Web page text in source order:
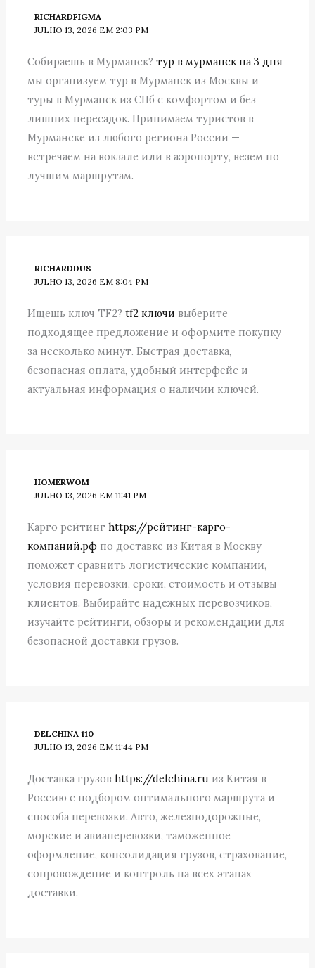
RICHARDFIGMA
JULHO 13, 2026 EM 2:03 PM
Собираешь в Мурманск?тур в мурманск на 3 дня
мы организуем тур в Мурманск из Москвы и
туры в Мурманск из СПб с комфортом и без
лишних пересадок. Принимаем туристов в
Мурманске из любого региона России —
встречаем на вокзале или в аэропорту, везем по
лучшим маршрутам.
RICHARDDUS
JULHO 13, 2026 EM 8:04 PM
Ищешь ключ TF2?tf2 ключи выберите
подходящее предложение и оформите покупку
за несколько минут. Быстрая доставка,
безопасная оплата, удобный интерфейс и
актуальная информация о наличии ключей.
HOMERWOM
JULHO 13, 2026 EM 11:41 PM
Карго рейтингhttps://рейтинг-карго-
компаний.рф по доставке из Китая в Москву
поможет сравнить логистические компании,
условия перевозки, сроки, стоимость и отзывы
клиентов. Выбирайте надежных перевозчиков,
изучайте рейтинги, обзоры и рекомендации для
безопасной доставки грузов.
DELCHINA 110
JULHO 13, 2026 EM 11:44 PM
Доставка грузовhttps://delchina.ru из Китая в
Россию с подбором оптимального маршрута и
способа перевозки. Авто, железнодорожные,
морские и авиаперевозки, таможенное
оформление, консолидация грузов, страхование,
сопровождение и контроль на всех этапах
доставки.